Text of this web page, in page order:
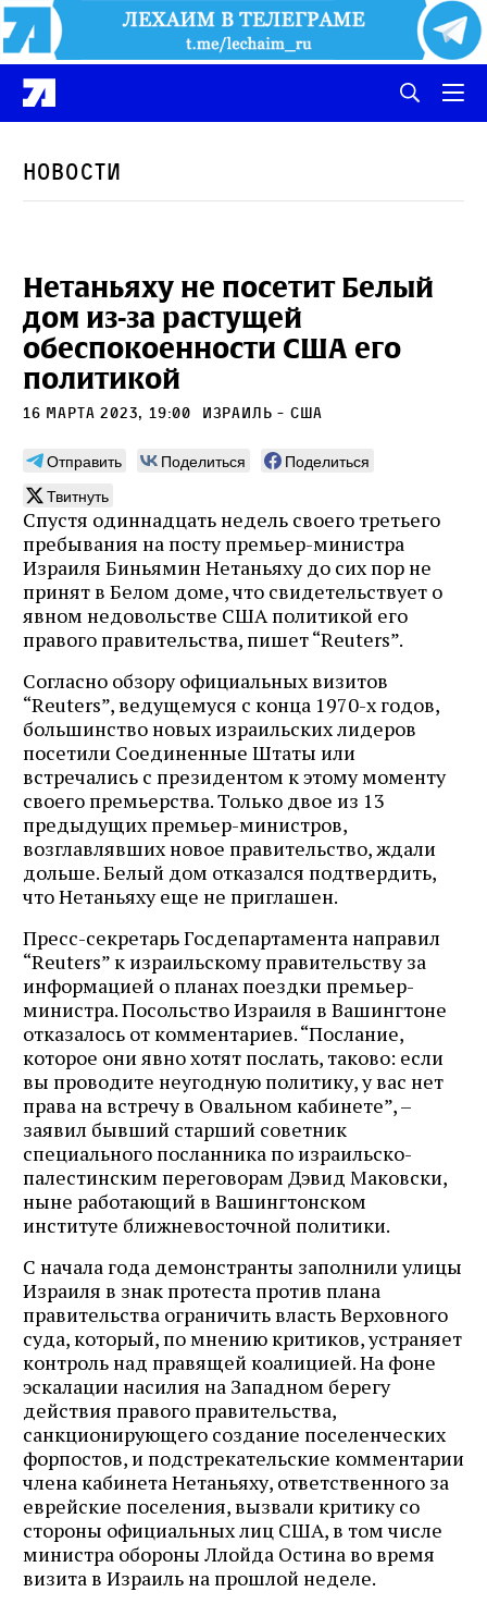
Новости
Нетаньяху не посетит Белый
дом из-за растущей
обеспокоенности США его
политикой
16 марта 2023, 19:00 Израиль - США
Отправить Поделиться
Поделиться
Твитнуть
Спустя одиннадцать недель своего третьего
пребывания на посту премьер-министра
Израиля Биньямин Нетаньяху до сих пор не
принят в Белом доме, что свидетельствует о
явном недовольстве США политикой его
правого правительства, пишет “Reuters”.
Согласно обзору официальных визитов
“Reuters”, ведущемуся с конца 1970-х годов,
большинство новых израильских лидеров
посетили Соединенные Штаты или
встречались с президентом к этому моменту
своего премьерства. Только двое из 13
предыдущих премьер-министров,
возглавлявших новое правительство, ждали
дольше. Белый дом отказался подтвердить,
что Нетаньяху еще не приглашен.
Пресс-секретарь Госдепартамента направил
“Reuters” к израильскому правительству за
информацией о планах поездки премьер-
министра. Посольство Израиля в Вашингтоне
отказалось от комментариев. “Послание,
которое они явно хотят послать, таково: если
вы проводите неугодную политику, у вас нет
права на встречу в Овальном кабинете”, –
заявил бывший старший советник
специального посланника по израильско-
палестинским переговорам Дэвид Маковски,
ныне работающий в Вашингтонском
институте ближневосточной политики.
С начала года демонстранты заполнили улицы
Израиля в знак протеста против плана
правительства ограничить власть Верховного
суда, который, по мнению критиков, устраняет
контроль над правящей коалицией. На фоне
эскалации насилия на Западном берегу
действия правого правительства,
санкционирующего создание поселенческих
форпостов, и подстрекательские комментарии
члена кабинета Нетаньяху, ответственного за
еврейские поселения, вызвали критику со
стороны официальных лиц США, в том числе
министра обороны Ллойда Остина во время
визита в Израиль на прошлой неделе.